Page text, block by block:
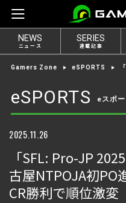
NEWS
ニュース
SERIES
連載記事
Gamers Zone eSPORTS
eSPORTS eスポ
2025.11.26
「SFL: Pro-JP
古屋NTPOJA初PO
CR勝利で順位激変